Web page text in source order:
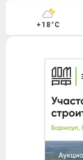
+18°C